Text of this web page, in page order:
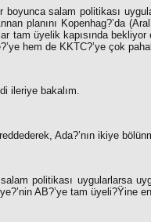
boyunca salam politikası
planını Kopenhag?’da
tam üyelik kapısında bekliyor
hem de KKTC?’ye çok
ileriye bakalım.
Ada?’nın ikiye
politikası uygularlarsa
AB?’ye tam üyeli?Ÿine